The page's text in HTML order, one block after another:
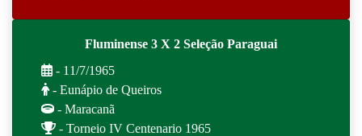
Fluminense 3 X 2 Seleção Paraguai
- 11/7/1965
- Eunápio de Queiros
- Maracanã
- Torneio IV Centenario 1965